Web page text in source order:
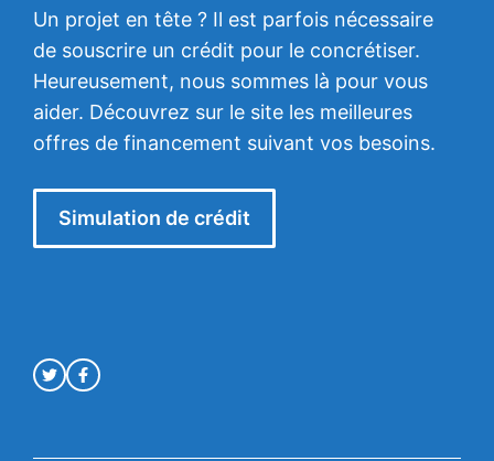
Un projet en tête ? Il est parfois nécessaire
de souscrire un crédit pour le concrétiser.
Heureusement, nous sommes là pour vous
aider. Découvrez sur le site les meilleures
offres de financement suivant vos besoins.
Simulation de crédit